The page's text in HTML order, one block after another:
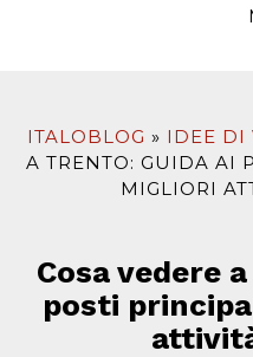
ITALOBLOG IDEE DI
A TRENTO: GUIDA AI
MIGLIORI
Cosa vedere
posti